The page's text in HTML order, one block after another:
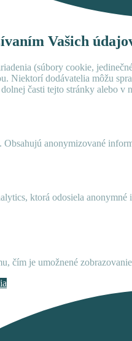
Vašich
(súbory cookie,
Niektorí dodávatelia môžu
časti tejto stránky alebo v
anonymizované
ktorá odosiela
čím je umožnené